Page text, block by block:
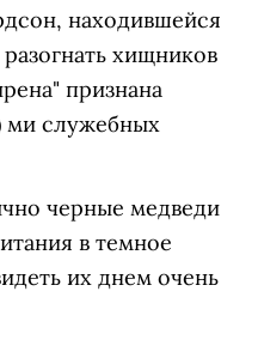
находившейся
хищников
признана
ми служебных
черные медведи
в темное
их днем очень